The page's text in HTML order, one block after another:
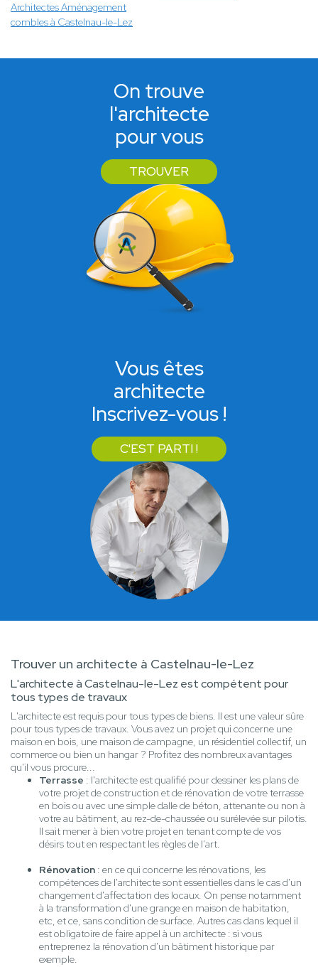
Architectes Aménagement
combles à Castelnau-le-Lez
On trouve
l'architecte
pour vous
TROUVER
Vous êtes
architecte
Inscrivez-vous !
C'EST PARTI !
Trouver un architecte à Castelnau-le-Lez
L'architecte à Castelnau-le-Lez est compétent pour
tous types de travaux
L'architecte est requis pour tous types de biens. Il est une valeur sûre
pour tous types de travaux. Vous avez un projet qui concerne une
maison en bois, une maison de campagne, un résidentiel collectif, un
commerce ou bien un hangar ? Profitez des nombreux avantages
qu'il vous procure...
Terrasse : l'architecte est qualifié pour dessiner les plans de
votre projet de construction et de rénovation de votre terrasse
en bois ou avec une simple dalle de béton, attenante ou non à
votre au bâtiment, au rez-de-chaussée ou surélevée sur pilotis.
Il sait mener à bien votre projet en tenant compte de vos
désirs tout en respectant les règles de l’art.
Rénovation : en ce qui concerne les rénovations, les
compétences de l'architecte sont essentielles dans le cas d'un
changement d'affectation des locaux. On pense notamment
à la transformation d'une grange en maison de habitation,
etc, et ce, sans condition de surface. Autres cas dans lequel il
est obligatoire de faire appel à un architecte : si vous
entreprenez la rénovation d'un bâtiment historique par
exemple.